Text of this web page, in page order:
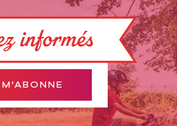
informés